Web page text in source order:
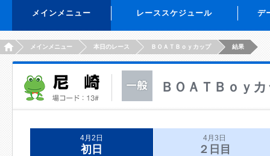
メインメニュー レーススケジュール デ
HOMEメインメニュー 本日のレース ＢＯＡＴＢｏｙカップ 結果
ＢＯＡＴＢｏｙ
4月2日
初日
4月3日
２日目